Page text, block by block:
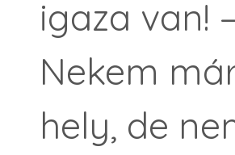
igaza van!
Nekem
hely, de